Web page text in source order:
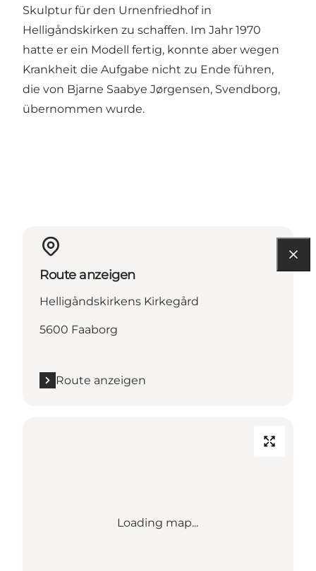
Skulptur für den Urnenfriedhof in
Helligåndskirken zu schaffen. Im Jahr 1970
hatte er ein Modell fertig, konnte aber wegen
Krankheit die Aufgabe nicht zu Ende führen,
die von Bjarne Saabye Jørgensen, Svendborg,
übernommen wurde.
Route anzeigen
Helligåndskirkens Kirkegård
5600 Faaborg
Route anzeigen
Loading map...